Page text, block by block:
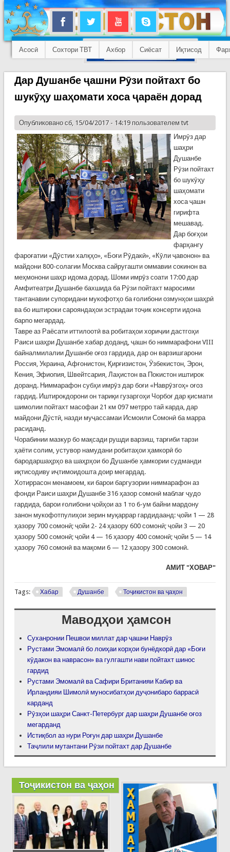
Асосӣ Сохтори ТВТ Ахбор Сиёсат Иқтисод
Дар Душанбе ҷашни Рӯзи пойтахт бо
шукӯҳу шаҳомати хоса ҷараён дорад
Опубликовано сб, 15/04/2017 - 14:19 пользователем tvt
Имрӯз дар
шаҳри
Душанбе
Рӯзи пойтахт
бо шукӯҳу
шаҳомати
хоса ҷашн
гирифта
мешавад.
Дар боғҳои
фарҳангу
фароғатии «Дӯстии халқҳо», «Боғи Рӯдакӣ», «Кӯли ҷавонон» ва
майдони 800-солагии Москва сайругашти оммавии сокинон ва
меҳмонони шаҳр идома дорад. Шоми имрӯз соати 17:00 дар
Амфитеатри Душанбе бахшида ба Рӯзи пойтахт маросими
тантанавии супоридани мукофотҳо ба ғолибони озмунҳои шаҳрӣ
ва бо иштироки сарояндаҳои эстрадаи тоҷик консерти идона
барпо мегардад.
Тавре аз Раёсати иттилоотӣ ва робитаҳои хориҷии дастгоҳи
Раиси шаҳри Душанбе хабар доданд, ҷашн бо ниммарафони VIII
байналмилалии Душанбе оғоз гардида, дар он варзишгарони
Россия, Украина, Афғонистон, Қирғизистон, Ӯзбекистон, Эрон,
Кения, Эфиопия, Швейтсария, Лаҳистон ва Покистон иштирок
доранд. Ниммарафон субҳи имрӯз дар боғи «Наврӯзгоҳ» оғоз
гардид. Иштирокдорони он тариқи гузаргоҳи Чорбоғ дар қисмати
шимолии пойтахт масофаи 21 км 097 метрро тай карда, дар
майдони Дӯстӣ, назди муҷассамаи Исмоили Сомонӣ ба марра
расиданд.
Чорабинии мазкур бо мақсади рушди варзиш, тарғиби тарзи
ҳаёти солим, устувор намудани робитаҳои ҳамкорӣ бо
бародаршаҳрҳо ва шаҳрҳои бо Душанбе ҳамкории судманди
иқтисодиву иҷтимоидошта доир мегардад.
Хотиррасон менамоем, ки барои баргузории ниммарафон аз
фонди Раиси шаҳри Душанбе 316 ҳазор сомонӣ маблағ ҷудо
гардида, барои ғолибони ҷойҳои аз 1 то 6-ум байни мардону
занон мукофотпулиҳои зерин муқаррар гардидаанд: ҷойи 1 — 28
ҳазору 700 сомонӣ; ҷойи 2- 24 ҳазору 600 сомонӣ; ҷойи 3 — 20
ҳазору 500 сомонӣ; ҷойи 4 — 16 ҳазору 400 сомонӣ; ҷойи 5 — 14
ҳазору 760 сомонӣ ва мақоми 6 — 12 ҳазору 300 сомонӣ.
АМИТ "ХОВАР"
Tags: Хабар Душанбе Тоҷикистон ва ҷаҳон
Маводҳои ҳамсон
Суханронии Пешвои миллат дар ҷашни Наврӯз
Рустами Эмомалӣ бо лоиҳаи корҳои бунёдкорӣ дар «Боғи
кӯдакон ва наврасон» ва гулгашти нави пойтахт шинос
гардид
Рустами Эмомалӣ ва Сафири Британияи Кабир ва
Ирландияи Шимолӣ муносибатҳои дуҷонибаро баррасӣ
карданд
Рӯзҳои шаҳри Санкт-Петербург дар шаҳри Душанбе оғоз
мегарданд
Истиқбол аз нури Роғун дар шаҳри Душанбе
Таҷлили мутантани Рӯзи пойтахт дар Душанбе
Тоҷикистон ва ҷаҳон